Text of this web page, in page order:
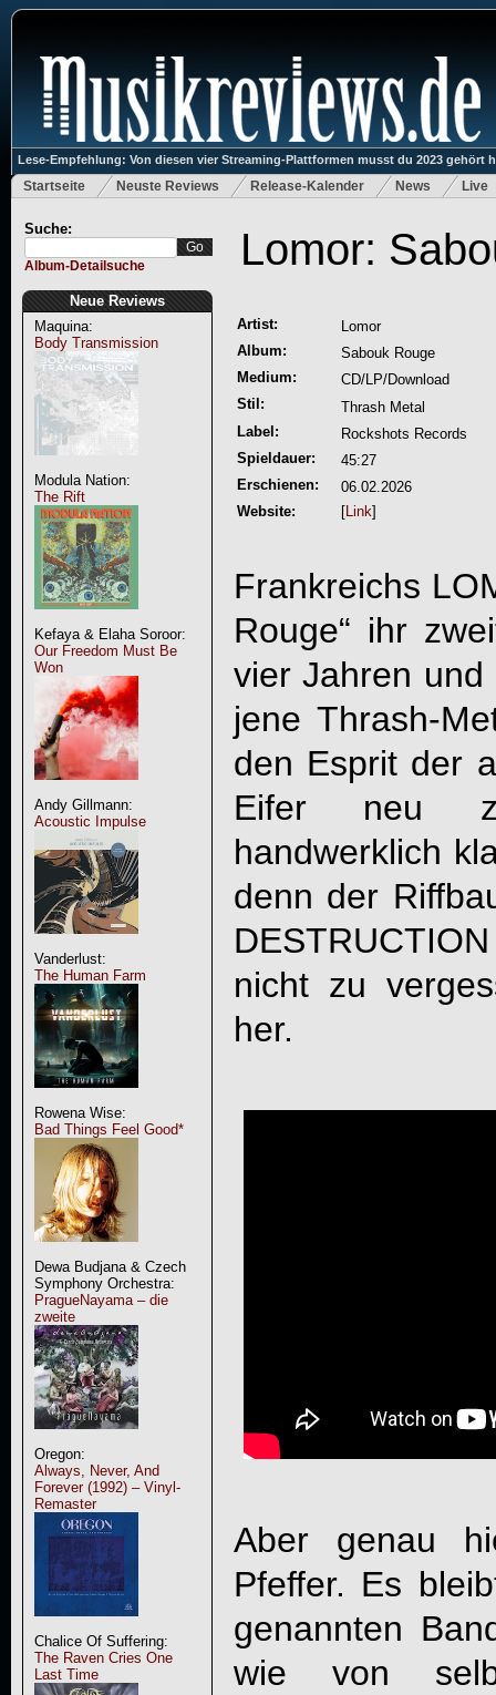
Lese-Empfehlung: Von diesen vier Streaming-Plattformen musst du 2023 gehört
Startseite Neuste Reviews Release-Kalender News Live
Suche:
Album-Detailsuche
Neue Reviews
Maquina:
Body Transmission
Modula Nation:
The Rift
Kefaya & Elaha Soroor:
Our Freedom Must Be
Won
Andy Gillmann:
Acoustic Impulse
Vanderlust:
The Human Farm
Rowena Wise:
Bad Things Feel Good*
Dewa Budjana & Czech
Symphony Orchestra:
PragueNayama – die
zweite
Oregon:
Always, Never, And
Forever (1992) – Vinyl-
Remaster
Chalice Of Suffering:
The Raven Cries One
Last Time
Lomor:
Artist:
Lomor
Album:
Sabouk Rouge
Medium:
CD/LP/Download
Stil:
Thrash Metal
Label:
Rockshots Records
Spieldauer:
45:27
Erschienen:
06.02.2026
Website:
[Link]
Frankreichs
Rouge“ ihr
vier Jahren
jene Thrash-
den Esprit der
Eifer neu
handwerklich
denn der
nicht zu
her.
Aber genau
Pfeffer. Es
genannten
wie von